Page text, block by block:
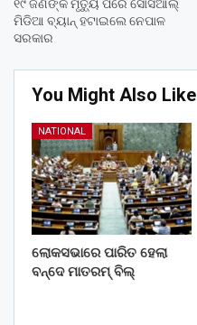
୧୯ ଜଣଙ୍କ ମୃତ୍ୟୁ ପରେ ସୋସିଆଲ୍
ମିଡିଆ ବ୍ୟାନ୍‌ ହଟାଇଲେ ନେପାଳ
ସରକାର
You Might Also Like
NATIONAL
ଲୋକସଭାରେ ପାରିତ ହେଲା
ବନ୍ଦେ ମାତରମ୍‌ ବିଲ୍‌